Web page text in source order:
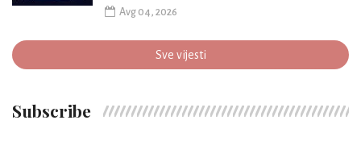
Avg 04, 2026
Sve vijesti
Subscribe